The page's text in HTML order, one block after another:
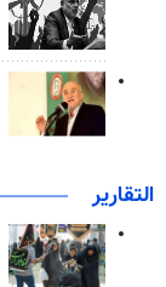
التقارير